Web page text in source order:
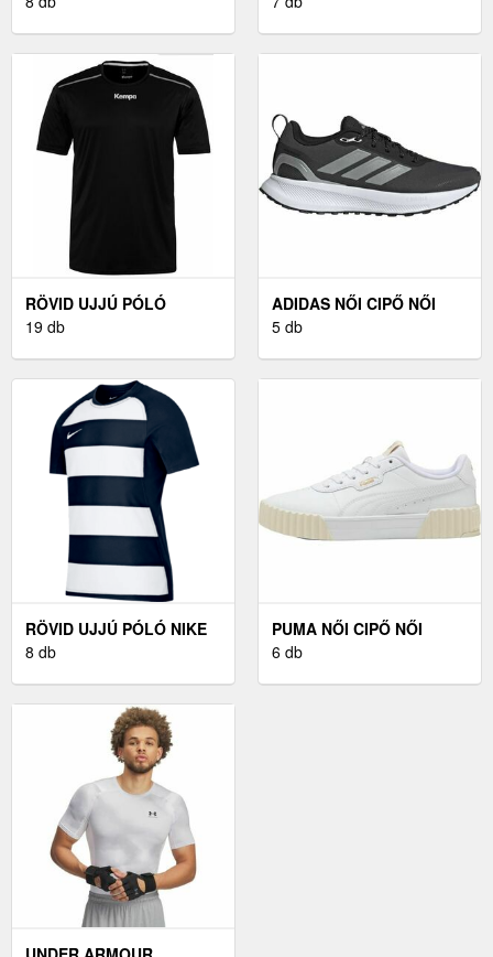
RÖVID UJJÚ PÓLÓ
KEMPA KEMPA POLY
19 db
ADIDAS NŐI CIPŐ NŐI
CIPŐ, FEKETE, MÉRET 40
5 db
RÖVID UJJÚ PÓLÓ NIKE
TEAM CREW RAZOR
8 db
PUMA NŐI CIPŐ NŐI
CIPŐ, FEHÉR, MÉRET 40
6 db